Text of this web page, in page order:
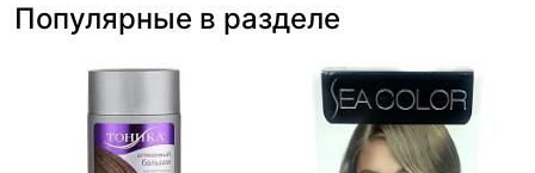
Популярные в разделе